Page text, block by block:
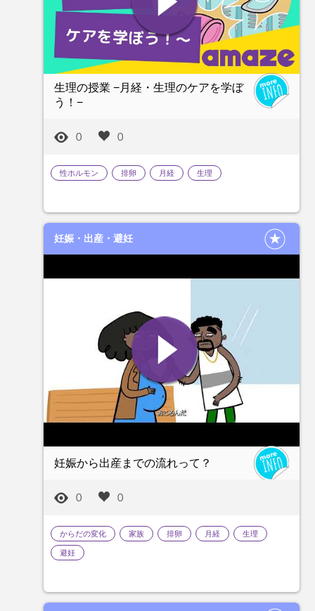
生理の授業 −月経・生理のケアを学ぼ
う！−
0 0
性ホルモン 排卵 月経 生理
妊娠・出産・避妊
妊娠から出産までの流れって？
0 0
からだの変化 家族 排卵 月経
生理
避妊